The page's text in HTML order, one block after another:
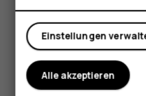
Mein Konto
Did you find this
Einstellungen
Alle akzeptieren